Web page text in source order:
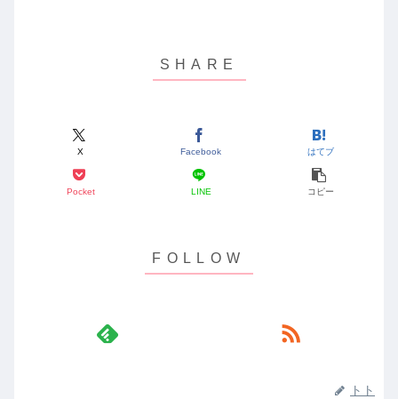
X Facebook はてブ
Pocket LINE コピー
トト